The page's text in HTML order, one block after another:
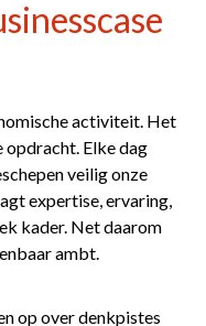
activiteit. Het
opdracht. Elke dag
veilig onze
expertise, ervaring,
kader. Net daarom
ambt.
op over denkpistes